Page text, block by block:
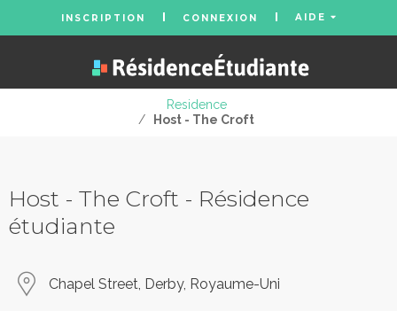
INSCRIPTION CONNEXION AIDE
Residence
/
Host - The Croft
Host - The Croft - Résidence
étudiante
Chapel Street, Derby, Royaume-Uni